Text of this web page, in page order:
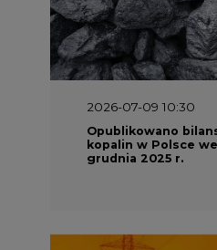
2026-07-09 10:30
Opublikowano
kopalin w Polsce
grudnia 2025 r.